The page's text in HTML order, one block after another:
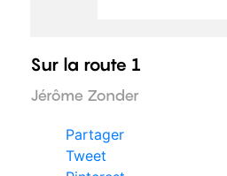
Sur la route 1
Jérôme Zonder
Partager
Tweet